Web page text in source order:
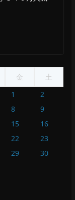
金
土
1
2
8
9
15
16
22
23
29
30